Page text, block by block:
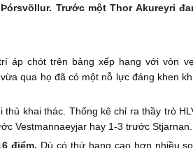
Trước một Thor Akureyri
áp chót trên bảng xếp hạng với vỏn
qua họ đã có một nỗ lực đáng khen
khai thác. Thống kê chỉ ra thầy trò
Vestmannaeyjar hay 1-3 trước Stjarnan.
điểm. Dù có thứ hạng cao hơn nhiều